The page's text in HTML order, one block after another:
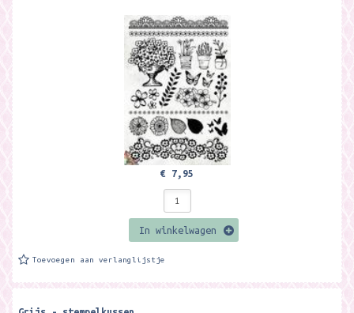
€ 7,95
In winkelwagen
Toevoegen aan verlanglijstje